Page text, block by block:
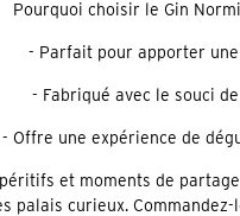
Pourquoi choisir le Gin
- Parfait pour apporter
- Fabriqué avec le souci
- Offre une expérience de
et moments de
curieux.